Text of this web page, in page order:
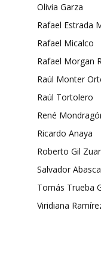
Olivia Garza
Rafael Estrada
Rafael Micalco
Rafael Morgan
Raúl Monter
Raúl Tortolero
René
Ricardo Anaya
Roberto Gil
Salvador
Tomás Trueba
Viridiana